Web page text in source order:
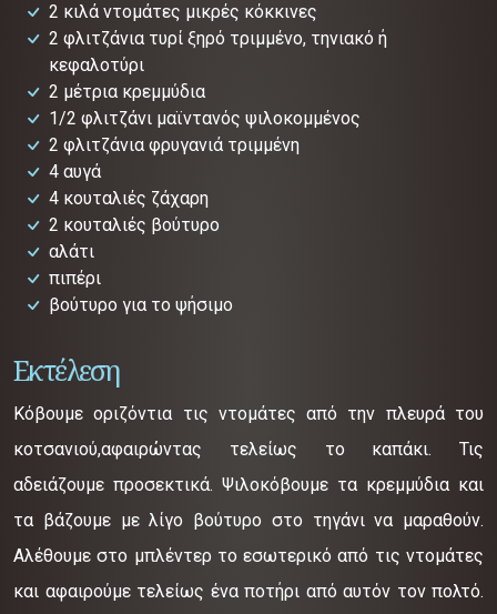
2 κιλά ντομάτες μικρές κόκκινες
2 φλιτζάνια τυρί ξηρό τριμμένο, τηνιακό ή
κεφαλοτύρι
2 μέτρια κρεμμύδια
1/2 φλιτζάνι μαϊντανός ψιλοκομμένος
2 φλιτζάνια φρυγανιά τριμμένη
4 αυγά
4 κουταλιές ζάχαρη
2 κουταλιές βούτυρο
αλάτι
πιπέρι
βούτυρο για το ψήσιμο
Εκτέλεση
Κόβουμε οριζόντια τις ντομάτες από την πλευρά του
κοτσανιού,αφαιρώντας τελείως το καπάκι. Τις
αδειάζουμε προσεκτικά. Ψιλοκόβουμε τα κρεμμύδια και
τα βάζουμε με λίγο βούτυρο στο τηγάνι να μαραθούν.
Αλέθουμε στο μπλέντερ το εσωτερικό από τις ντομάτες
και αφαιρούμε τελείως ένα ποτήρι από αυτόν τον πολτό.